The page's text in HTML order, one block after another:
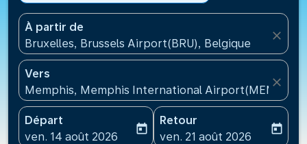
À partir de
Bruxelles, Brussels Airport(BRU), Belgique
close
Vers
Memphis, Memphis International Airport(MEM),
close
Départ
fc-booking-departure-date-aria-label
ven. 14 août 2026
today
Retour
fc-booking-return-date-
ven. 21 août 2026
today